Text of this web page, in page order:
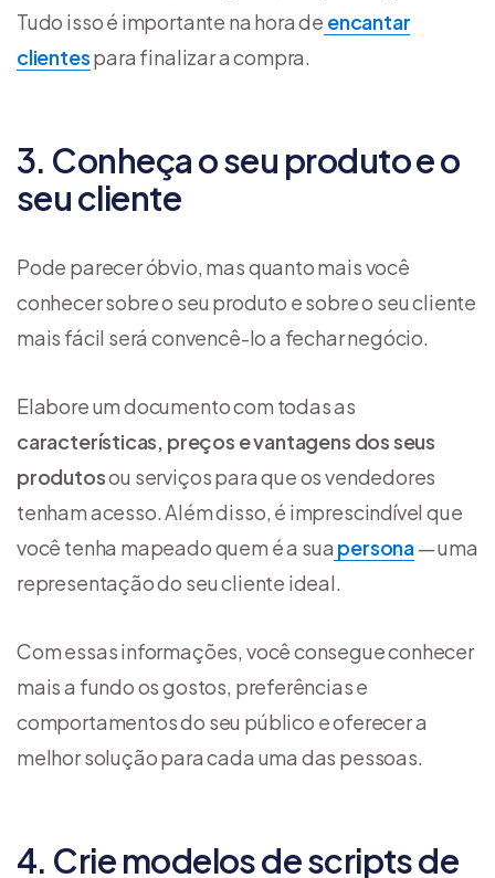
Tudo isso é importante na hora de encantar
clientespara finalizar a compra.
3. Conheça o seu produto e o
seu cliente
Pode parecer óbvio, mas quanto mais você
conhecer sobre o seu produto e sobre o seu cliente
mais fácil será convencê-lo a fechar negócio.
Elabore um documento com todas as
características, preços e vantagens dos seus
produtosou serviços para que os vendedores
tenham acesso. Além disso, é imprescindível que
você tenha mapeado quem é a sua persona— uma
representação do seu cliente ideal.
Com essas informações, você consegue conhecer
mais a fundo os gostos, preferências e
comportamentos do seu público e oferecer a
melhor solução para cada uma das pessoas.
4. Crie modelos de scripts de